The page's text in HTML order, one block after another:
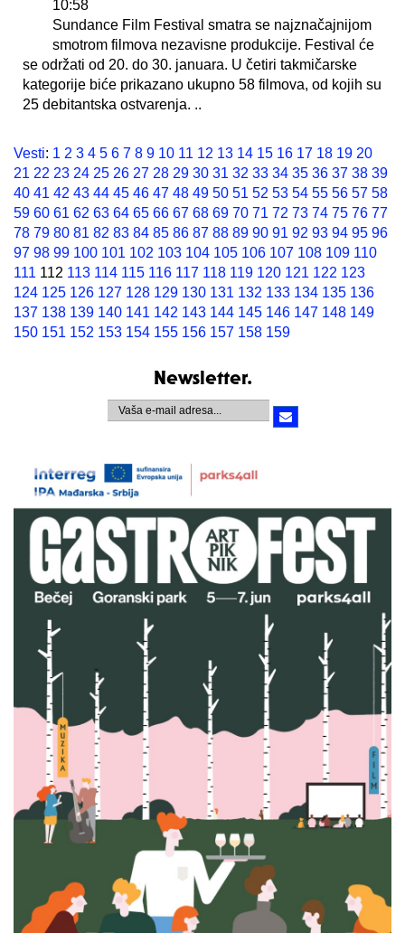
10:58
Sundance Film Festival smatra se najznačajnijom
smotrom filmova nezavisne produkcije. Festival će
se održati od 20. do 30. januara. U četiri takmičarske
kategorije biće prikazano ukupno 58 filmova, od kojih su
25 debitantska ostvarenja. ..
Vesti: 1 2 3 4 5 6 7 8 9 10 11 12 13 14 15 16 17 18 19 20
21 22 23 24 25 26 27 28 29 30 31 32 33 34 35 36 37 38 39
40 41 42 43 44 45 46 47 48 49 50 51 52 53 54 55 56 57 58
59 60 61 62 63 64 65 66 67 68 69 70 71 72 73 74 75 76 77
78 79 80 81 82 83 84 85 86 87 88 89 90 91 92 93 94 95 96
97 98 99 100 101 102 103 104 105 106 107 108 109 110
111 112 113 114 115 116 117 118 119 120 121 122 123
124 125 126 127 128 129 130 131 132 133 134 135 136
137 138 139 140 141 142 143 144 145 146 147 148 149
150 151 152 153 154 155 156 157 158 159
Newsletter.